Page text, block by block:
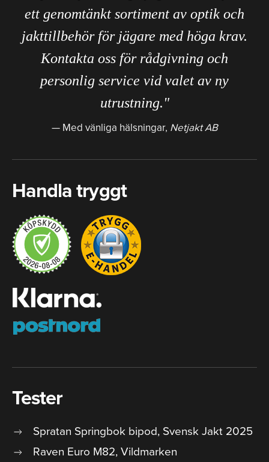
ett genomtänkt sortiment av optik och
jakttillbehör för jägare med höga krav.
Kontakta oss för rådgivning och
personlig service vid valet av ny
utrustning."
Med vänliga hälsningar, Netjakt AB
Handla tryggt
Tester
Spratan Springbok bipod, Svensk Jakt 2025
Raven Euro M82, Vildmarken